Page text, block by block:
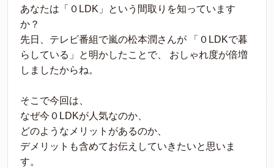
あなたは「０LDK」という間取りを知っています
か？
先日、テレビ番組で嵐の松本潤さんが 「０LDKで暮
らしている」と明かしたことで、 おしゃれ度が倍増
しましたからね。
そこで今回は、
なぜ今０LDKが人気なのか、
どのようなメリットがあるのか、
デメリットも含めてお伝えしていきたいと思いま
す。